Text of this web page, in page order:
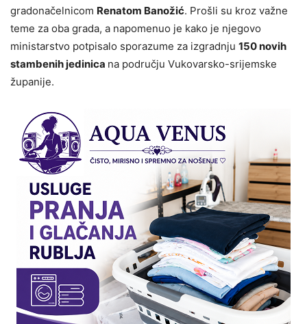
gradonačelnicom Renatom Banožić. Prošli su kroz važne
teme za oba grada, a napomenuo je kako je njegovo
ministarstvo potpisalo sporazume za izgradnju 150 novih
stambenih jedinica na području Vukovarsko-srijemske
županije.